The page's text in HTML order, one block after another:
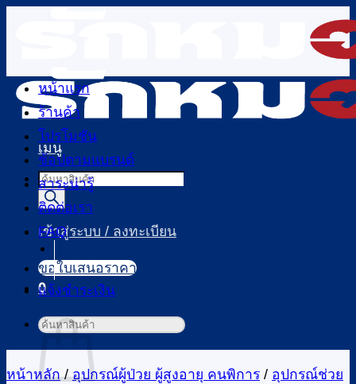
เนื้อหา
เมนู
Products
search
เข้าสู่ระบบ / ลงทะเบียน
0
หน้าแรก
ร้านค้า
โปรโมชัน
ช้อปตามแบรนด์
สาระน่ารู้
ติดต่อเรา
FAQ
ขอใบเสนอราคา
แจ้งชำระเงิน
ค้นหา:
หน้าหลัก / อุปกรณ์ผู้ป่วย ผู้สูงอายุ คนพิการ / อุปกรณ์ช่วย